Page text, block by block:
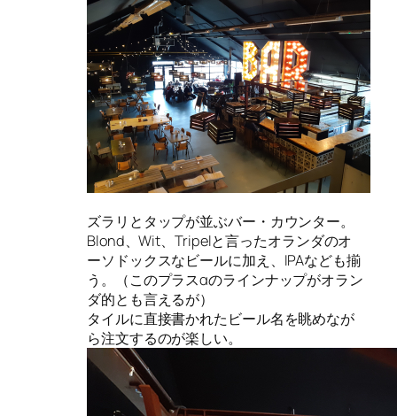
ズラリとタップが並ぶバー・カウンター。
Blond、Wit、Tripelと言ったオランダのオ
ーソドックスなビールに加え、IPAなども揃
う。（このプラスαのラインナップがオラン
ダ的とも言えるが）
タイルに直接書かれたビール名を眺めなが
ら注文するのが楽しい。